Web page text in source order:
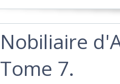
‎Nobiliaire
Tome 7. ‎